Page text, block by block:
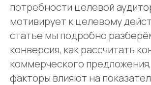
потребности целевой
мотивирует к целевому
статье мы подробно
конверсия, как рассчитать
коммерческого
факторы влияют на